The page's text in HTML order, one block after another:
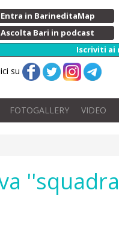
Entra in BarineditaMap
Ascolta Bari in podcast
Iscriviti ai
su
FOTOGALLERY VIDEO